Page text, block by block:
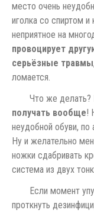
место очень
иголка со спиртом
неприятное на
провоцирует
серьёзные травмы
ломается.
Что же делать?
получать вообще!
неудобной обуви,
Ну и желательно
ножки сдабривать
система из двух
Если момент
проткнуть